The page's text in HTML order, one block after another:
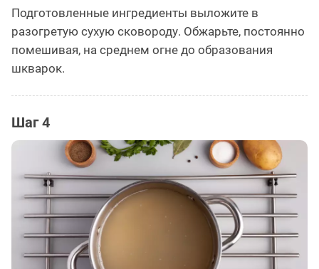
Подготовленные ингредиенты выложите в
разогретую сухую сковороду. Обжарьте, постоянно
помешивая, на среднем огне до образования
шкварок.
Шаг 4